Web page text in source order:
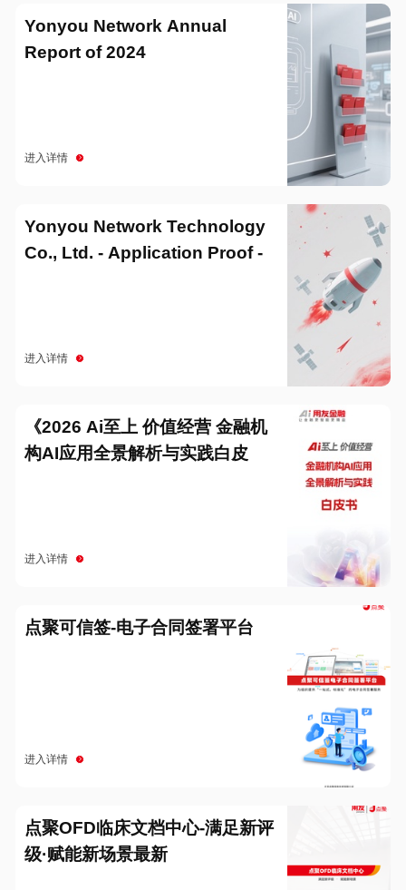
Yonyou Network Annual
Report of 2024
进入详情
Yonyou Network Technology
Co., Ltd. - Application Proof -
进入详情
《2026 Ai至上 价值经营 金融机
构AI应用全景解析与实践白皮
进入详情
点聚可信签-电子合同签署平台
进入详情
点聚OFD临床文档中心-满足新评
级·赋能新场景最新